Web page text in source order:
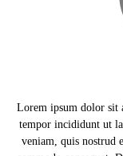
Lorem ipsum dolor sit
tempor incididunt ut
veniam, quis nostrud